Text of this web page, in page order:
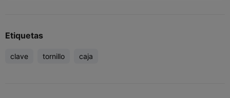
Etiquetas
clave tornillo caja